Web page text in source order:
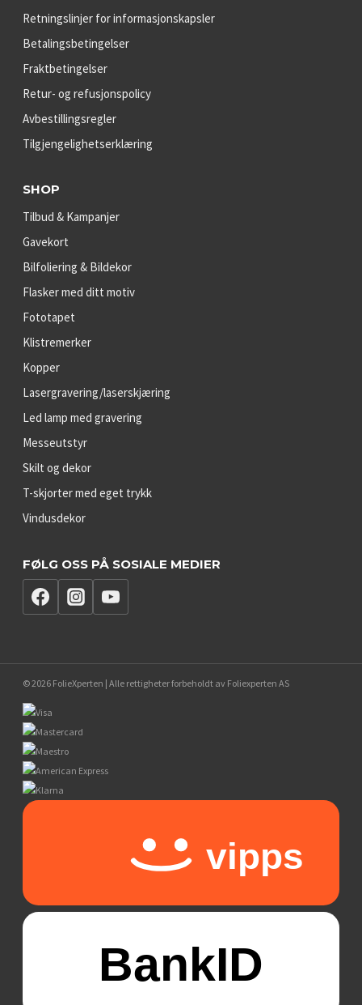
Retningslinjer for informasjonskapsler
Betalingsbetingelser
Fraktbetingelser
Retur- og refusjonspolicy
Avbestillingsregler
Tilgjengelighetserklæring
SHOP
Tilbud & Kampanjer
Gavekort
Bilfoliering & Bildekor
Flasker med ditt motiv
Fototapet
Klistremerker
Kopper
Lasergravering/laserskjæring
Led lamp med gravering
Messeutstyr
Skilt og dekor
T-skjorter med eget trykk
Vindusdekor
FØLG OSS PÅ SOSIALE MEDIER
© 2026 FolieXperten | Alle rettigheter forbeholdt av Foliexperten AS
vipps
BankID